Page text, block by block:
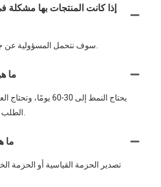
إذا كانت المنتجات بها مشكلة
سوف نتحمل المسؤولية عن جميع مشاكل الجودة.
ما
الطلب الأول يحتاج 60 يوما.
ما
تصدير الحزمة القياسية أو الحزمة